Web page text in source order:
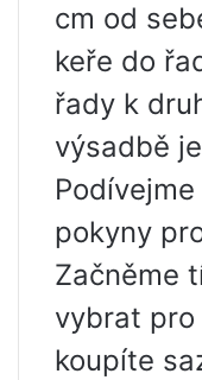
cm od
keře do
řady k
výsadbě
pokyny
Začněme
vybrat
koupíte